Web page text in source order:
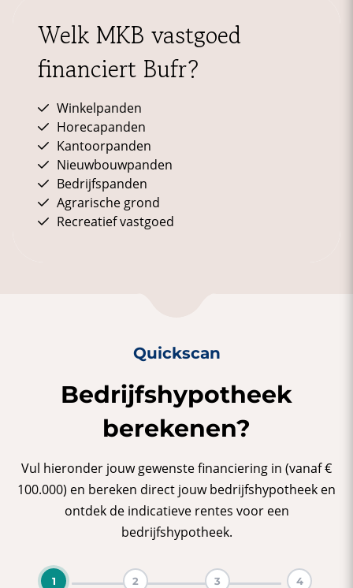
Welk MKB vastgoed
financiert Bufr?
Winkelpanden
Horecapanden
Kantoorpanden
Nieuwbouwpanden
Bedrijfspanden
Agrarische grond
Recreatief vastgoed
Quickscan
Bedrijfshypotheek
berekenen?
Vul hieronder jouw gewenste financiering in (vanaf €
100.000) en bereken direct jouw bedrijfshypotheek en
ontdek de indicatieve rentes voor een
bedrijfshypotheek.
Dit resultaat is een indicatie. Dien vrijblijvend je
1 2 3 4